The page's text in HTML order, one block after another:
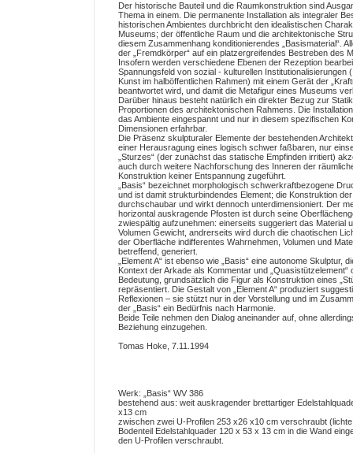
Der historische Bauteil und die Raumkonstruktion sind
Thema in einem. Die permanente Installation als integraler
historischen Ambientes durchbricht den idealistischen
Museums; der öffentliche Raum und die architektonische
diesem Zusammenhang konditionierendes „Basismaterial“.
der „Fremdkörper“ auf ein platzergreifendes Bestreben des
Insofern werden verschiedene Ebenen der Rezeption
Spannungsfeld von sozial - kulturellen Institutionalisierungen
Kunst im halböffentlichen Rahmen) mit einem Gerät der
beantwortet wird, und damit die Metafigur eines Museums
Darüber hinaus besteht natürlich ein direkter Bezug zur
Proportionen des architektonischen Rahmens. Die
das Ambiente eingespannt und nur in diesem spezifischen
Dimensionen erfahrbar.
Die Präsenz skulpturaler Elemente der bestehenden
einer Herausragung eines logisch schwer faßbaren, nur
„Sturzes“ (der zunächst das statische Empfinden irritiert)
auch durch weitere Nachforschung des Inneren der
Konstruktion keiner Entspannung zugeführt.
„Basis“ bezeichnet morphologisch schwerkraftbezogene
und ist damit strukturbindendes Element; die Konstruktion
durchschaubar und wirkt dennoch unterdimensioniert. Der
horizontal auskragende Pfosten ist durch seine
zwiespältig aufzunehmen: einerseits suggeriert das Material
Volumen Gewicht, andrerseits wird durch die chaotischen
der Oberfläche indifferentes Wahrnehmen, Volumen und
betreffend, generiert.
„Element A“ ist ebenso wie „Basis“ eine autonome Skulptur,
Kontext der Arkade als Kommentar und „Quasistützelement“
Bedeutung, grundsätzlich die Figur als Konstruktion eines
repräsentiert. Die Gestalt von „Element A“ produziert
Reflexionen – sie stützt nur in der Vorstellung und im
der „Basis“ ein Bedürfnis nach Harmonie.
Beide Teile nehmen den Dialog aneinander auf, ohne
Beziehung einzugehen.
Tomas Hoke, 7.11.1994
Werk: „Basis“ WV 386
bestehend aus: weit auskragender brettartiger
x13 cm
zwischen zwei U-Profilen 253 x26 x10 cm verschraubt
Bodenteil Edelstahlquader 120 x 53 x 13 cm in die Wand
den U-Profilen verschraubt.